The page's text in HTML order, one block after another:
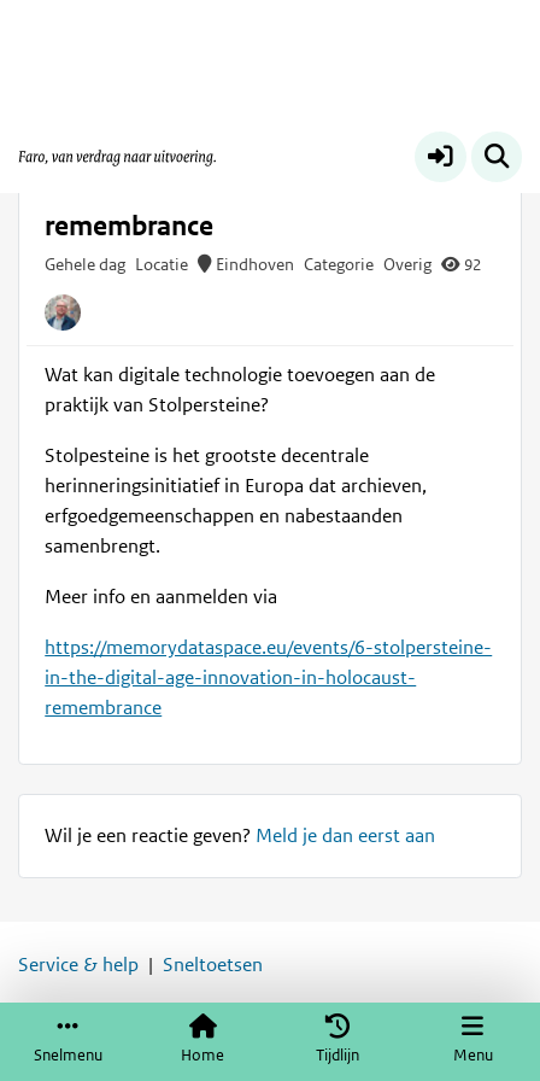
Snelmenu Home Tijdlijn Menu
remembrance
Gehele dag Locatie Eindhoven Categorie Overig 92
Wat kan digitale technologie toevoegen aan de
praktijk van Stolpersteine?
Stolpesteine is het grootste decentrale
herinneringsinitiatief in Europa dat archieven,
erfgoedgemeenschappen en nabestaanden
samenbrengt.
Meer info en aanmelden via
https://memorydataspace.eu/events/6-stolpersteine-
in-the-digital-age-innovation-in-holocaust-
remembrance
Wil je een reactie geven? Meld je dan eerst aan
Service & help Sneltoetsen